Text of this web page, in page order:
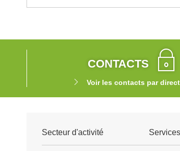
CONTACTS
Voir les contacts par
Secteur d'activité